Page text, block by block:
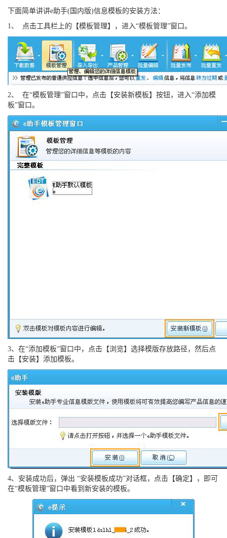
下面简单讲讲e助手(国内版)信息模板的安装方法：
1、 点击工具栏上的【模板管理】，进入“模板管理”窗口。
2、 在“模板管理”窗口中，点击【安装新模板】按钮，进入“添加模
板”窗口。
3、在“添加模板”窗口中，点击【浏览】选择模版存放路径，然后点
击【安装】添加模板。
4、安装成功后，弹出 “安装模板成功”对话框，点击【确定】，即可
在“模板管理”窗口中看到新安装的模板。